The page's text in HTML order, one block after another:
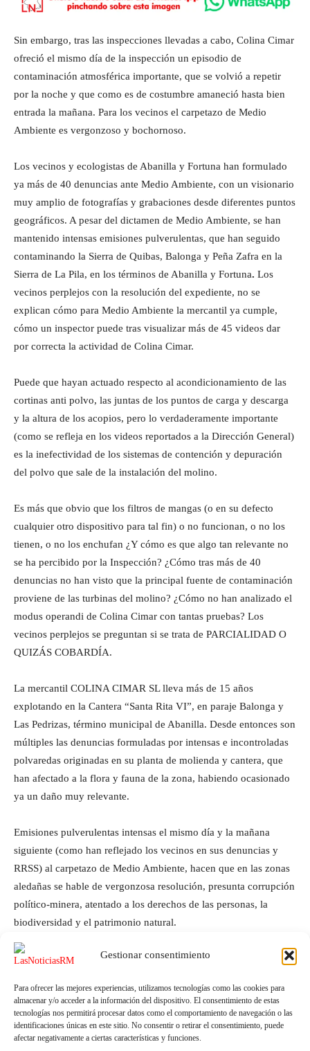
Gestionar consentimiento
Para ofrecer las mejores experiencias, utilizamos tecnologías como las cookies para
almacenar y/o acceder a la información del dispositivo. El consentimiento de estas
tecnologías nos permitirá procesar datos como el comportamiento de navegación o las
identificaciones únicas en este sitio. No consentir o retirar el consentimiento, puede
afectar negativamente a ciertas características y funciones.
Sin embargo, tras las inspecciones llevadas a cabo, Colina Cimar
ofreció el mismo día de la inspección un episodio de
contaminación atmosférica importante, que se volvió a repetir
por la noche y que como es de costumbre amaneció hasta bien
entrada la mañana. Para los vecinos el carpetazo de Medio
Ambiente es vergonzoso y bochornoso.
Los vecinos y ecologistas de Abanilla y Fortuna han formulado
ya más de 40 denuncias ante Medio Ambiente, con un visionario
muy amplio de fotografías y grabaciones desde diferentes puntos
geográficos. A pesar del dictamen de Medio Ambiente, se han
mantenido intensas emisiones pulverulentas, que han seguido
contaminando la Sierra de Quibas, Balonga y Peña Zafra en la
Sierra de La Pila, en los términos de Abanilla y Fortuna. Los
vecinos perplejos con la resolución del expediente, no se
explican cómo para Medio Ambiente la mercantil ya cumple,
cómo un inspector puede tras visualizar más de 45 videos dar
por correcta la actividad de Colina Cimar.
Puede que hayan actuado respecto al acondicionamiento de las
cortinas anti polvo, las juntas de los puntos de carga y descarga
y la altura de los acopios, pero lo verdaderamente importante
(como se refleja en los videos reportados a la Dirección General)
es la inefectividad de los sistemas de contención y depuración
del polvo que sale de la instalación del molino.
Es más que obvio que los filtros de mangas (o en su defecto
cualquier otro dispositivo para tal fin) o no funcionan, o no los
tienen, o no los enchufan ¿Y cómo es que algo tan relevante no
se ha percibido por la Inspección? ¿Cómo tras más de 40
denuncias no han visto que la principal fuente de contaminación
proviene de las turbinas del molino? ¿Cómo no han analizado el
modus operandi de Colina Cimar con tantas pruebas? Los
vecinos perplejos se preguntan si se trata de PARCIALIDAD O
QUIZÁS COBARDÍA.
La mercantil COLINA CIMAR SL lleva más de 15 años
explotando en la Cantera “Santa Rita VI”, en paraje Balonga y
Las Pedrizas, término municipal de Abanilla. Desde entonces son
múltiples las denuncias formuladas por intensas e incontroladas
polvaredas originadas en su planta de molienda y cantera, que
han afectado a la flora y fauna de la zona, habiendo ocasionado
ya un daño muy relevante.
Emisiones pulverulentas intensas el mismo día y la mañana
siguiente (como han reflejado los vecinos en sus denuncias y
RRSS) al carpetazo de Medio Ambiente, hacen que en las zonas
aledañas se hable de vergonzosa resolución, presunta corrupción
político-minera, atentado a los derechos de las personas, la
biodiversidad y el patrimonio natural.